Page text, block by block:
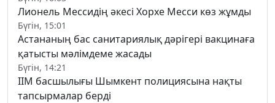
Лионель Мессидің әкесі Хорхе Месси көз жұмды
Бүгін, 15:01
Астананың бас санитариялық дәрігері вакцинаға
қатысты мәлімдеме жасады
Бүгін, 14:21
ІІМ басшылығы Шымкент полициясына нақты
тапсырмалар берді